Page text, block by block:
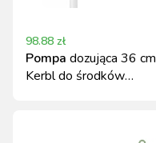
98.88 zł
Pompa dozująca 36 cm
Kerbl do środków